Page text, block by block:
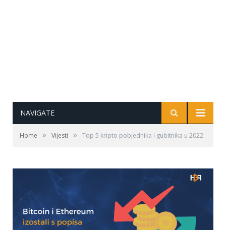
NAVIGATE
Home » Vijesti » Top 5 kripto pobjednika i gubitnika u 2022.